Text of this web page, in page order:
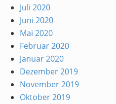
Juli 2020
Juni 2020
Mai 2020
Februar 2020
Januar 2020
Dezember 2019
November 2019
Oktober 2019